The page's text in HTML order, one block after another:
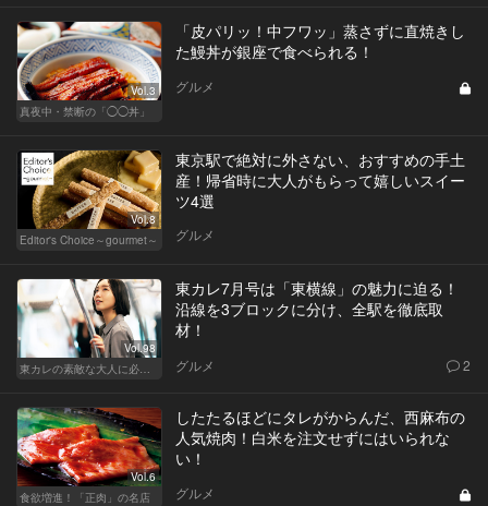
Vol.3
真夜中・禁断の「◯◯丼」
「皮パリッ！中フワッ」蒸さずに直焼きし
た鰻丼が銀座で食べられる！
グルメ
Vol.8
Editor's Choice～gourmet～
東京駅で絶対に外さない、おすすめの手土
産！帰省時に大人がもらって嬉しいスイー
ツ4選
グルメ
Vol.98
東カレ7月号は「東横線」の魅力に迫る！
沿線を3ブロックに分け、全駅を徹底取
材！
グルメ 2
Vol.6
食欲増進！「正肉」の名店
したたるほどにタレがからんだ、西麻布の
人気焼肉！白米を注文せずにはいられな
い！
グルメ